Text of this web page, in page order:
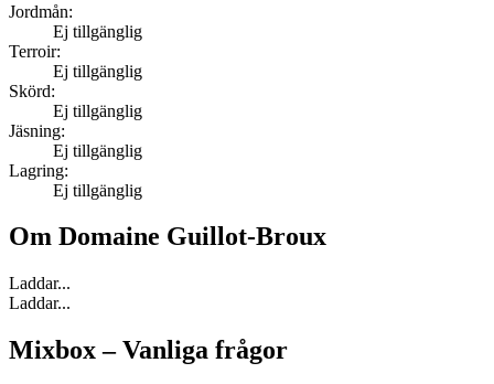
Jordmån:
Ej tillgänglig
Terroir:
Ej tillgänglig
Skörd:
Ej tillgänglig
Jäsning:
Ej tillgänglig
Lagring:
Ej tillgänglig
Om Domaine Guillot-Broux
Laddar...
Laddar...
Mixbox – Vanliga frågor